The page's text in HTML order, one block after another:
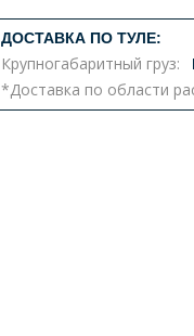
ДОСТАВКА ПО ТУЛЕ:
Крупногабаритный груз:
*Доставка по области